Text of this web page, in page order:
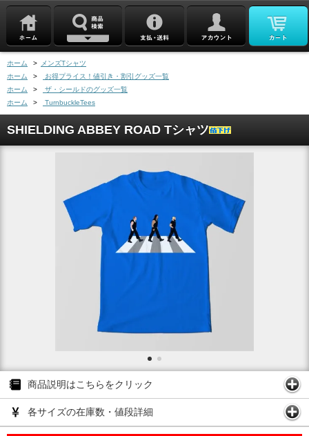
ホーム >
メンズTシャツ
ホーム
>
お得プライス！値引き・割引グッズ一覧
ホーム
>
ザ・シールドのグッズ一覧
ホーム
> TurnbuckleTees
SHIELDING ABBEY ROAD Tシャツ
商品説明はこちらをクリック
各サイズの在庫数・値段詳細